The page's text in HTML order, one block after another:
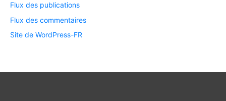
Flux des publications
Flux des commentaires
Site de WordPress-FR